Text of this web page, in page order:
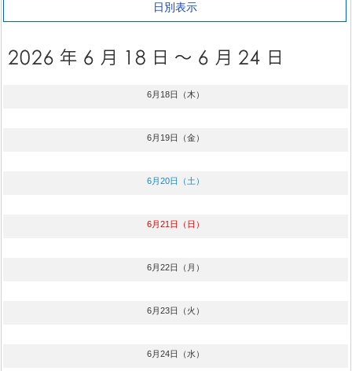
日別表示
6月18日（木）
6月19日（金）
6月20日（土）
6月21日（日）
6月22日（月）
6月23日（火）
6月24日（水）